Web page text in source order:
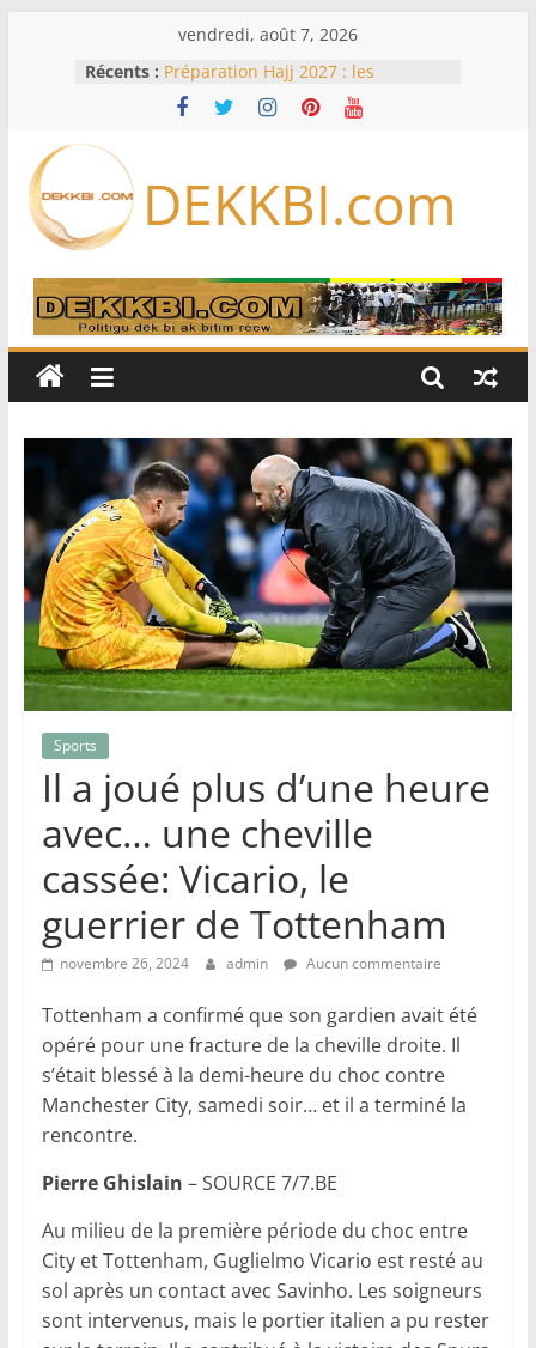
vendredi, août 7, 2026
Récents : Préparation Hajj 2027 : les
voyagistes privés appellent à
anticiper les nouvelles exigences
devant la loi : Dar Al Istiqaamah
soumet ses doléances au ministre
et deux propositions de loi au
menu de la session extraordinaire,
lundi
Foot : le Barça annule un amical au
Maroc après la crise migratoire de
Ceuta
de 0,4 % des prix à la
consommation en juin
DEKKBI.com
Sports
Il a joué plus d’une heure
avec… une cheville
cassée: Vicario, le
guerrier de Tottenham
novembre 26, 2024 admin Aucun commentaire
Tottenham a confirmé que son gardien avait été
opéré pour une fracture de la cheville droite. Il
s’était blessé à la demi-heure du choc contre
Manchester City, samedi soir… et il a terminé la
rencontre.
Pierre Ghislain – SOURCE 7/7.BE
Au milieu de la première période du choc entre
City et Tottenham, Guglielmo Vicario est resté au
sol après un contact avec Savinho. Les soigneurs
sont intervenus, mais le portier italien a pu rester